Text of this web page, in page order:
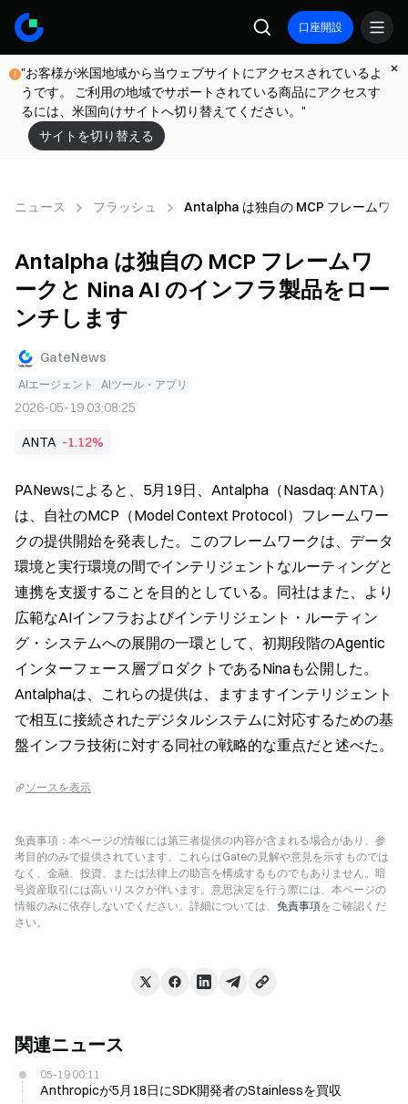
口座開設
"お客様が米国地域から当ウェブサイトにアクセスされているよ
うです。 ご利用の地域でサポートされている商品にアクセスす
るには、米国向けサイトへ切り替えてください。"
サイトを切り替える
ニュース フラッシュ Antalpha は独自の MCP フレームワ
Antalpha は独自の MCP フレームワ
ークと Nina AI のインフラ製品をロー
ンチします
GateNews
AIエージェント AIツール・アプリ
2026-05-19 03:08:25
ANTA -1.12%
PANewsによると、5月19日、Antalpha（Nasdaq: ANTA）
は、自社のMCP（Model Context Protocol）フレームワー
クの提供開始を発表した。このフレームワークは、データ
環境と実行環境の間でインテリジェントなルーティングと
連携を支援することを目的としている。同社はまた、より
広範なAIインフラおよびインテリジェント・ルーティン
グ・システムへの展開の一環として、初期段階のAgentic
インターフェース層プロダクトであるNinaも公開した。
Antalphaは、これらの提供は、ますますインテリジェント
で相互に接続されたデジタルシステムに対応するための基
盤インフラ技術に対する同社の戦略的な重点だと述べた。
ソースを表示
免責事項：本ページの情報には第三者提供の内容が含まれる場合があり、参
考目的のみで提供されています。これらはGateの見解や意見を示すものでは
なく、金融、投資、または法律上の助言を構成するものでもありません。暗
号資産取引には高いリスクが伴います。意思決定を行う際には、本ページの
情報のみに依存しないでください。詳細については、 免責事項をご確認くだ
さい。
関連ニュース
05-19 00:11
Anthropicが5月18日にSDK開発者のStainlessを買収